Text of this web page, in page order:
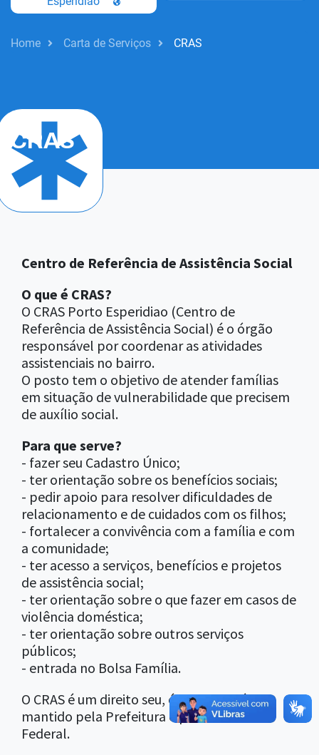
Home Carta de Serviços CRAS
CRAS
Centro de Referência de Assistência Social
O que é CRAS?
O CRAS Porto Esperidiao (Centro de
Referência de Assistência Social) é o órgão
responsável por coordenar as atividades
assistenciais no bairro.
O posto tem o objetivo de atender famílias
em situação de vulnerabilidade que precisem
de auxílio social.
Para que serve?
- fazer seu Cadastro Único;
- ter orientação sobre os benefícios sociais;
- pedir apoio para resolver dificuldades de
relacionamento e de cuidados com os filhos;
- fortalecer a convivência com a família e com
a comunidade;
- ter acesso a serviços, benefícios e projetos
de assistência social;
- ter orientação sobre o que fazer em casos de
violência doméstica;
- ter orientação sobre outros serviços
públicos;
- entrada no Bolsa Família.
O CRAS é um direito seu, é gratuito e é
mantido pela Prefeitura e pelo Governo
Federal.